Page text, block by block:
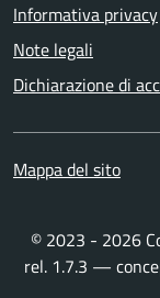
Informativa privacy
Note legali
Dichiarazione di
Mappa del sito
© 2023 - 2026
rel. 1.7.3 —